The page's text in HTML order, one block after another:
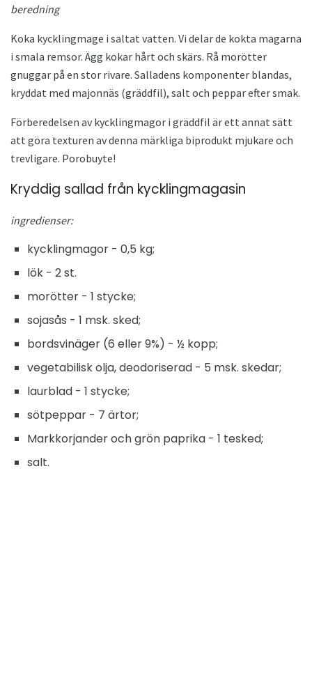
beredning
Koka kycklingmage i saltat vatten. Vi delar de kokta magarna
i smala remsor. Ägg kokar hårt och skärs. Rå morötter
gnuggar på en stor rivare. Salladens komponenter blandas,
kryddat med majonnäs (gräddfil), salt och peppar efter smak.
Förberedelsen av kycklingmagor i gräddfil är ett annat sätt
att göra texturen av denna märkliga biprodukt mjukare och
trevligare. Porobuyte!
Kryddig sallad från kycklingmagasin
ingredienser:
kycklingmagor - 0,5 kg;
lök - 2 st.
morötter - 1 stycke;
sojasås - 1 msk. sked;
bordsvinäger (6 eller 9%) - ½ kopp;
vegetabilisk olja, deodoriserad - 5 msk. skedar;
laurblad - 1 stycke;
sötpeppar - 7 ärtor;
Markkorjander och grön paprika - 1 tesked;
salt.